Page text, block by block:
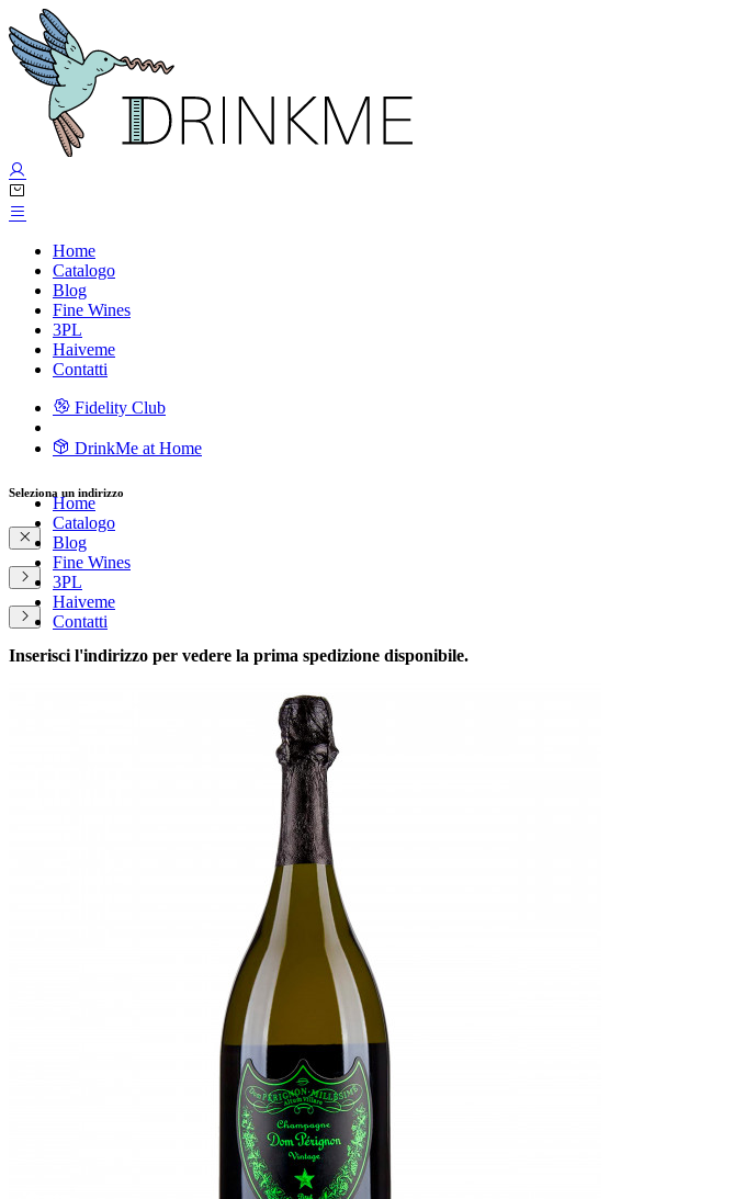
Home
Catalogo
Blog
Fine Wines
3PL
Haiveme
Contatti
Fidelity Club
DrinkMe at Home
Home
Catalogo
Blog
Fine Wines
3PL
Haiveme
Contatti
Seleziona un indirizzo
Inserisci l'indirizzo per vedere la prima spedizione disponibile.